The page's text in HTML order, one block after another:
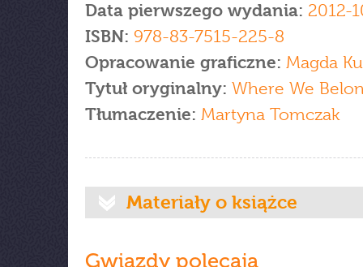
Data pierwszego wydania: 2012-
ISBN: 978-83-7515-225-8
Opracowanie graficzne: Magda
Tytuł oryginalny: Where We
Tłumaczenie: Martyna Tomczak
Materiały o książce
Gwiazdy polecają